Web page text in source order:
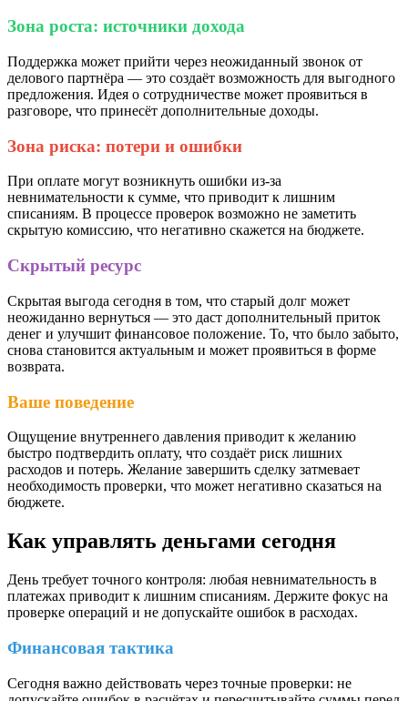
Зона роста: источники дохода
Поддержка может прийти через неожиданный звонок от
делового партнёра — это создаёт возможность для выгодного
предложения. Идея о сотрудничестве может проявиться в
разговоре, что принесёт дополнительные доходы.
Зона риска: потери и ошибки
При оплате могут возникнуть ошибки из-за
невнимательности к сумме, что приводит к лишним
списаниям. В процессе проверок возможно не заметить
скрытую комиссию, что негативно скажется на бюджете.
Скрытый ресурс
Скрытая выгода сегодня в том, что старый долг может
неожиданно вернуться — это даст дополнительный приток
денег и улучшит финансовое положение. То, что было забыто,
снова становится актуальным и может проявиться в форме
возврата.
Ваше поведение
Ощущение внутреннего давления приводит к желанию
быстро подтвердить оплату, что создаёт риск лишних
расходов и потерь. Желание завершить сделку затмевает
необходимость проверки, что может негативно сказаться на
бюджете.
Как управлять деньгами сегодня
День требует точного контроля: любая невнимательность в
платежах приводит к лишним списаниям. Держите фокус на
проверке операций и не допускайте ошибок в расходах.
Финансовая тактика
Сегодня важно действовать через точные проверки: не